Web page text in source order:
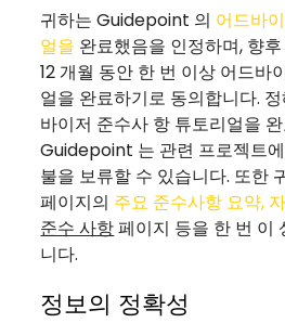
귀하는 Guidepoint 의 어드바
얼을 완료했음을 인정하며, 향
12 개월 동안 한 번 이상 어드바
얼을 완료하기로 동의합니다.
바이저 준수사 항 튜토리얼을
Guidepoint 는 관련 프로젝트
불을 보류할 수 있습니다. 또한
페이지의 주요 준수사항 요약,
준수 사항페이지 등을 한 번 이
니다.
정보의 정확성